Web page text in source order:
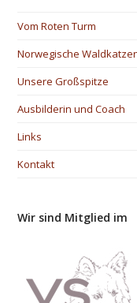
Vom Roten Turm
Norwegische
Unsere Großspitze
Ausbilderin und Coach
Links
Kontakt
Wir sind Mitglied im